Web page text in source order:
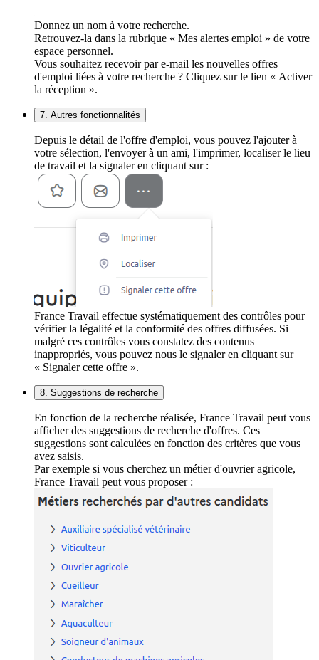
Donnez un nom à votre recherche.
Retrouvez-la dans la rubrique « Mes alertes emploi » de votre
espace personnel.
Vous souhaitez recevoir par e-mail les nouvelles offres
d'emploi liées à votre recherche ? Cliquez sur le lien « Activer
la réception ».
7. Autres fonctionnalités
Depuis le détail de l'offre d'emploi, vous pouvez l'ajouter à
votre sélection, l'envoyer à un ami, l'imprimer, localiser le lieu
de travail et la signaler en cliquant sur :
France Travail effectue systématiquement des contrôles pour
vérifier la légalité et la conformité des offres diffusées. Si
malgré ces contrôles vous constatez des contenus
inappropriés, vous pouvez nous le signaler en cliquant sur
« Signaler cette offre ».
8. Suggestions de recherche
En fonction de la recherche réalisée, France Travail peut vous
afficher des suggestions de recherche d'offres. Ces
suggestions sont calculées en fonction des critères que vous
avez saisis.
Par exemple si vous cherchez un métier d'ouvrier agricole,
France Travail peut vous proposer :